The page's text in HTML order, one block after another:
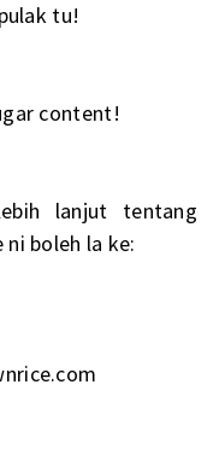
tu!
content!
lanjut tentang
boleh la ke: